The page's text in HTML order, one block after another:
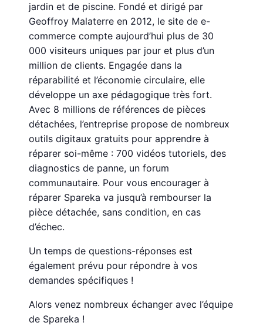
jardin et de piscine. Fondé et dirigé par
Geoffroy Malaterre en 2012, le site de e-
commerce compte aujourd’hui plus de 30
000 visiteurs uniques par jour et plus d’un
million de clients. Engagée dans la
réparabilité et l’économie circulaire, elle
développe un axe pédagogique très fort.
Avec 8 millions de références de pièces
détachées, l’entreprise propose de nombreux
outils digitaux gratuits pour apprendre à
réparer soi-même : 700 vidéos tutoriels, des
diagnostics de panne, un forum
communautaire. Pour vous encourager à
réparer Spareka va jusqu’à rembourser la
pièce détachée, sans condition, en cas
d’échec.
Un temps de questions-réponses est
également prévu pour répondre à vos
demandes spécifiques !
Alors venez nombreux échanger avec l’équipe
de Spareka !